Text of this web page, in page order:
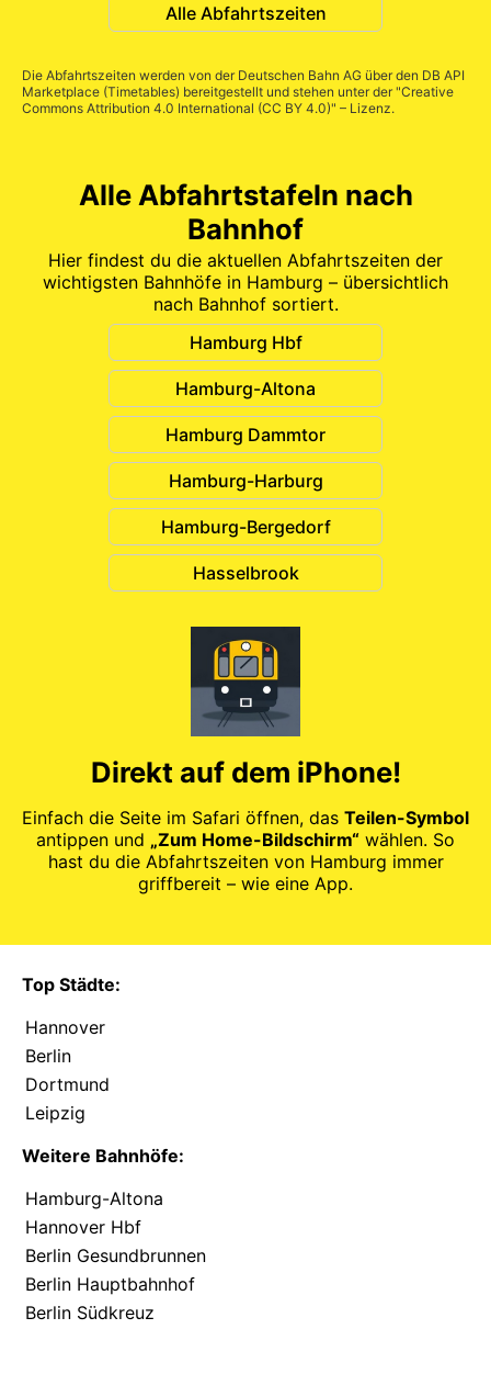
Alle Abfahrtszeiten
Die Abfahrtszeiten werden von der Deutschen Bahn AG über den DB API
Marketplace (Timetables) bereitgestellt und stehen unter der "Creative
Commons Attribution 4.0 International (CC BY 4.0)" – Lizenz.
Alle Abfahrtstafeln nach
Bahnhof
Hier findest du die aktuellen Abfahrtszeiten der
wichtigsten Bahnhöfe in Hamburg – übersichtlich
nach Bahnhof sortiert.
Hamburg Hbf
Hamburg-Altona
Hamburg Dammtor
Hamburg-Harburg
Hamburg-Bergedorf
Hasselbrook
Direkt auf dem iPhone!
Einfach die Seite im Safari öffnen, das Teilen-Symbol
antippen und „Zum Home-Bildschirm“ wählen. So
hast du die Abfahrtszeiten von Hamburg immer
griffbereit – wie eine App.
Top Städte:
Hannover
Berlin
Dortmund
Leipzig
Weitere Bahnhöfe:
Hamburg-Altona
Hannover Hbf
Berlin Gesundbrunnen
Berlin Hauptbahnhof
Berlin Südkreuz